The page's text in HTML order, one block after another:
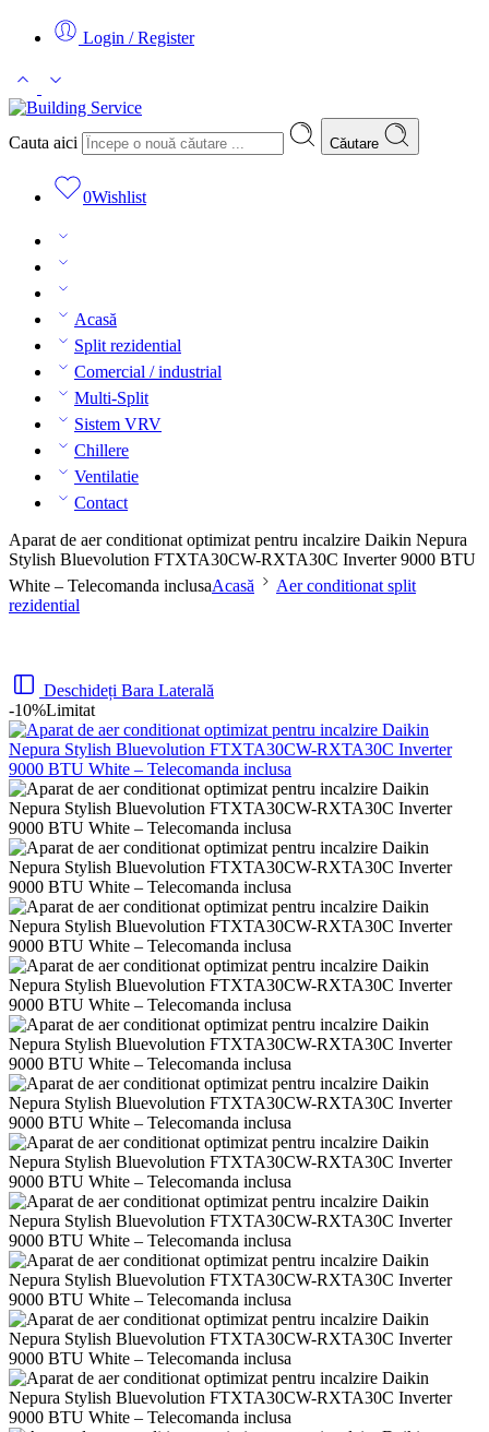
Login / Register
Cauta aici Căutare
0Wishlist
Acasă
Split rezidential
Comercial / industrial
Multi-Split
Sistem VRV
Chillere
Ventilatie
Contact
Aparat de aer conditionat optimizat pentru incalzire Daikin Nepura
Stylish Bluevolution FTXTA30CW-RXTA30C Inverter 9000 BTU
White – Telecomanda inclusaAcasă
Aer conditionat split
rezidential
Deschideți Bara Laterală
-10%Limitat